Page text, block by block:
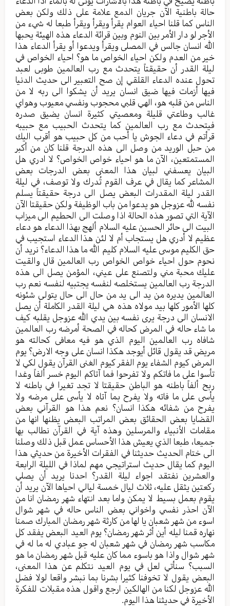
حالة باطنية الآن جريان الدمع علامة على ذلك ولكن بعض
الناس كما قلنا احياء العوام يقرأ ويقرأ ويقرأ طبعا له شيء من
الأجر لو دار الأمر بين النوم وبين قرائة الدعاء هذه الهيئة يحبها
الله انسان جالس في المصلى ويقرأ ويدعوا أو يقرأ الدعاء هذا
خير من العدم ولكن احياء الخواص ما هو؟ احياء الخواص في
ليلة القدر أن حقيقتاً يتحدث مع رب العالمين طوبى لعبد
تحول عنده الدعاء القلقي إن صح التعبير الى حديث الدنيا
فيها أزمات فيها ضيق انسان يريد أن يشكوا الى ربه لا من
الناس من قلبه هو، الهي قلبي محجوب ونفسي معيوب وهواي
غالب وطاعتي قليلة ومعصيتي كثيرة انسان يضيق صدره
فيتحدث مع رب العالمين كما يتحدث الحبيب مع حبيبه
قرأتم في دعاء الجوش يا أحب من كل حبيب هو أقرب اليك
من حبل الوريد من وصل الى هذه الدرجة قلنا كان من أكبر
المستمتعين، الآن ما هو احياء خواص الخواص؟ لا ادري هل
البيان يعسفني لبيان هذا المعنى بعض الدرجات بعض
المشاعر كما يقال في عرف القوم تُدرك ولا توصف، في ليلة
القدر ليلة المقدرات البعض يصل الى درجة حقيقتاً يسلم
نفسه لله عزوجل هو يدعوا من باب الوظيفة ولكن حقيقتا الآن
الآية التي تصور هذه الحالة اذا وصلت الى الحطيم الى ميزاب
البيت الى حائر الحسين عليه السلام ألهج بهذا الدعاء هو دعاء
عظيم لا أدري هل يستجاب أم لا لئن هذا الدعاء استجيب في
حق الكليم موسى عليه السلام كليم الله ما هذا الدعاء؟ نريد أن
نحوم حول احياء خواص الخواص رب العالمين قال والقيت
عليك محبة مني ولتصنع على عيني، المؤمن يصل الى هذه
الدرجة رب العالمين يستخلصه لنفسه يجتبيه لنفسه نعم رب
العالمين يديره من يد الى يد من حال الى حال يتولى شئونه
كلها الأمور كلها بيد مولاه هذه هي ليلة القدر الكاملة أن يصل
الانسان الى درجة يرى نفسه بين يدي الله عزوجل يقلبه كيف
ما شاء حاله في المرض كحاله في الصحة أمرضه رب العالمين
شافاه رب العالمين اليوم الذي هو فيه معافى كحالته هو
مريض قد يقول قائل أيوجد هكذا انسان على وجه الارض؟ يوم
المرض كيوم الشفاء يوم الفقر كيوم الغنى القرآن يقول لكي لا
تأسوا على ما فاتكم ولا تفرحوا فما آتاكم اليوم خسر ألفاً وغدا
ربح ألفاً باطنه هو الباطن حقيقتا لا تجد تغيرا في باطنه لا
يأسى على ما فاته ولا يفرح بما آتاه لا يأسى على مرضه ولا
يفرح من شفائه هكذا انسان؟ نعم هذا هو القرآني بعض
القضايا بعض الحقائق بعض المراتب البعض يظنها انها من
مقامات الأنبياء والمرسلين وهذه آية في القرآن نطالب بها
جميعا، طبعا الذي يعيش هذا الأحساس عمل قبل ذلك وصلنا
الى ختام الحديث حديثنا في الفقرات الأخيرة من حديثي هذا
اليوم كما يقال حديث استراتيجي مهم لماذا في الليلة الرابعة
والعشرين نفتقد اجواء ليلة القدر؟ احدنا يريد أن يصلي
ركعتين يثقل عليه، ثلاث ليال خمسة ليالي احياها الآن يريد أن
يقوم بعمل بسيط لا يمكن واما بعد انتهاء شهر رمضان انا من
الآن احذر نفسي واخواني بعض الناس حاله في شهر شوال
اسوء من شهر شعبان يا لها من كارثة شهر رمضان المبارك صمنا
نهاره قمنا ليله أين أثر شهر رمضان؟ يوم العيد البعض يفقد كل
مكاسب شهر رمضان في شهر شعبان له جو عبادي له ما له في
شهر شوال واذا هو باسوء مما كان عليه قبل شهر رمضان ما هو
السبب؟ سنأتي لعل في يوم العيد نتكلم عن هذا المعنى،
البعض يقول لا تخوفنا كثيرا بشرنا بما نبشر واقعا لولا فضل
الله عزوجل لكنا من الهالكين ارجع واقول هذه مقبلات للفكرة
الأخيرة في حديثنا هذا اليوم.